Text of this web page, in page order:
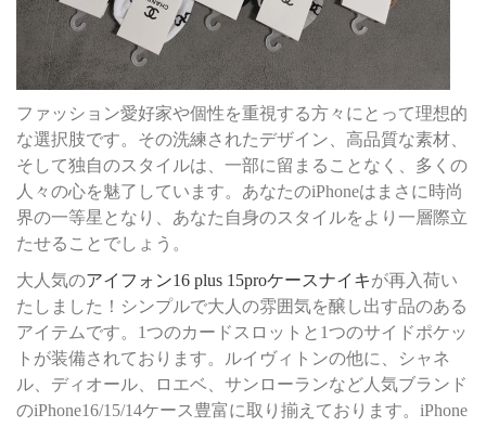
ファッション愛好家や個性を重視する方々にとって理想的
な選択肢です。その洗練されたデザイン、高品質な素材、
そして独自のスタイルは、一部に留まることなく、多くの
人々の心を魅了しています。あなたのiPhoneはまさに時尚
界の一等星となり、あなた自身のスタイルをより一層際立
たせることでしょう。
大人気のアイフォン16 plus 15proケースナイキが再入荷い
たしました！シンプルで大人の雰囲気を醸し出す品のある
アイテムです。1つのカードスロットと1つのサイドポケッ
トが装備されております。ルイヴィトンの他に、シャネ
ル、ディオール、ロエベ、サンローランなど人気ブランド
のiPhone16/15/14ケース豊富に取り揃えております。iPhone